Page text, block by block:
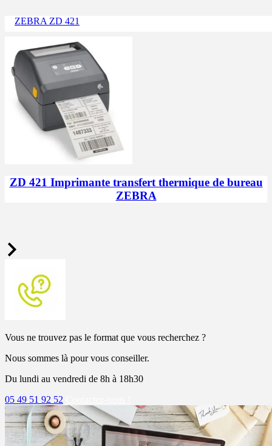
ZEBRA ZD 421
ZD 421 Imprimante transfert thermique de bureau
ZEBRA
Vous ne trouvez pas le format que vous recherchez ?
Nous sommes là pour vous conseiller.
Du lundi au vendredi de 8h à 18h30
05 49 51 92 52